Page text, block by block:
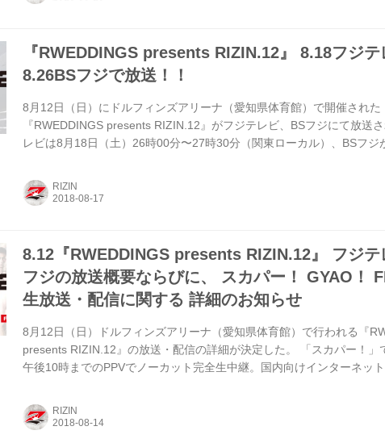
『RWEDDINGS presents RIZIN.12』 8.18フジテ
8.26BSフジで放送！！
8月12日（日）にドルフィンズアリーナ（愛知県体育館）で開催された
『RWEDDINGS presents RIZIN.12』がフジテレビ、BSフジにて放送
レビは8月18日（土）26時00分〜27時30分（関東ローカル）、BSフジ
ビ（関東ローカル） ◆放送日：8月18日（土）26時00分 〜 27時30分
細 ◆放送局：BSデジタル8チャンネル ◆放送日：8月26日（日）14時
RIZIN
8.12『RWEDDINGS presents RIZIN.12』 フジテ
フジの放送概要ならびに、 スカパー！ GYAO！
生放送・配信に関する 詳細のお知らせ
8月12日（日）ドルフィンズアリーナ（愛知県体育館）で行われる『
presents RIZIN.12』の放送・配信の詳細が決定した。 「スカパー！」
午後10時までのPPVでノーカット完全生中継。国内向けインターネッ
界へ向けて「FITE TV」によるインターネット配信（有料）も行われる
波ではフジテレビで8月18日（土）26時00分〜27時30分（関東ローカ
RIZIN